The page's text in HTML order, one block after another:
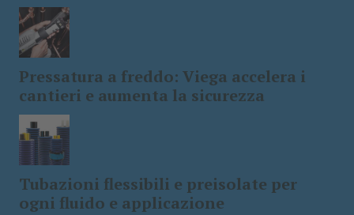
Pressatura a freddo: Viega accelera i
cantieri e aumenta la sicurezza
Tubazioni flessibili e preisolate per
ogni fluido e applicazione